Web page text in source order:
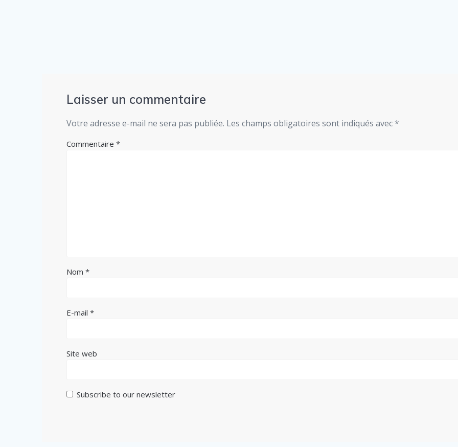
Laisser un commentaire
Votre adresse e-mail ne sera pas publiée. Les champs obligatoires sont indiqués avec*
Commentaire*
Nom*
E-mail*
Site web
Subscribe to our newsletter